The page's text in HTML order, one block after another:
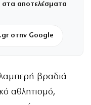
αποτελέσματα
στην Google
βραδιά
αθλητισμό,